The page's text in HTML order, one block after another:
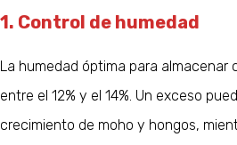
1. Control de humedad
La humedad óptima para almacenar
entre el 12% y el 14%. Un exceso
crecimiento de moho y hongos,